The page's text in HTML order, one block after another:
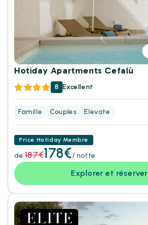
Hotiday Apartments Cefalù
8 Excellent
Famille Couples Elevate
Price Hotiday Membre
de 187€178€/ notte
Explorer et réserver